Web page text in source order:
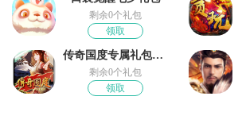
剩余0个礼包
领取
传奇国度专属礼包领取
剩余0个礼包
领取